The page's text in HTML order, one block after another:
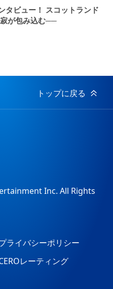
タビュー！ スコットランド
が包み込む──
トップに戻る
Inc. All Rights
ライバシーポリシー
レーティング